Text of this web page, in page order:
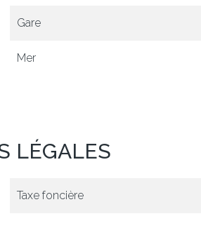
Gare
Mer
LÉGALES
Taxe foncière